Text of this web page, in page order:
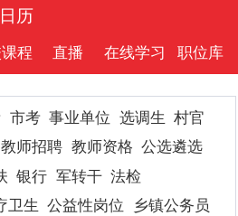
历
程 直播 在线学习 职位库
市考 事业单位 选调生
村官
教师招聘 教师资格 公选遴选
银行 军转干 法检
卫生 公益性岗位
乡镇公务员